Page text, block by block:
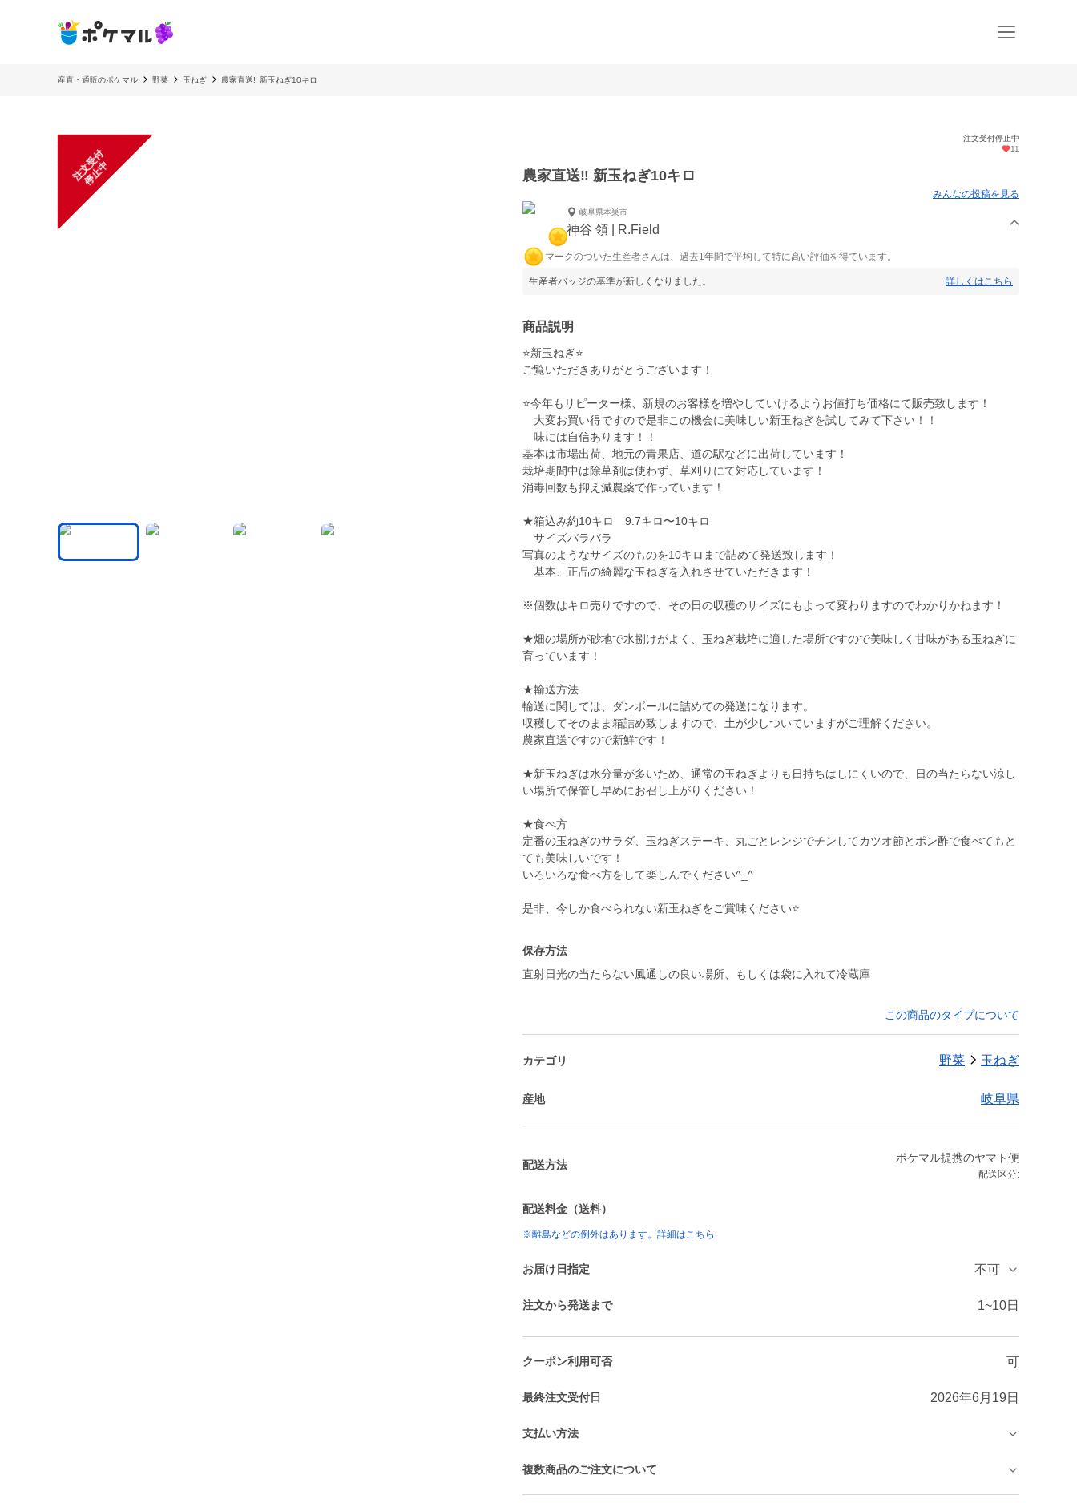
産直・通販のポケマル 野菜 玉ねぎ 農家直送‼️ 新玉ねぎ10キロ
注
文
受
付
停
止
中
注文受付停止中
11
農家直送‼️ 新玉ねぎ10キロ
みんなの投稿を見る
岐阜県本巣市
神谷 領 | R.Field
マークのついた生産者さんは、過去1年間で平均して特に高い評価を得ています。
生産者バッジの基準が新しくなりました。 詳しくはこちら
商品説明
⭐️新玉ねぎ⭐️
ご覧いただきありがとうございます！
⭐️今年もリピーター様、新規のお客様を増やしていけるようお値打ち価格にて販売致します！
大変お買い得ですので是非この機会に美味しい新玉ねぎを試してみて下さい！！
味には自信あります！！
基本は市場出荷、地元の青果店、道の駅などに出荷しています！
栽培期間中は除草剤は使わず、草刈りにて対応しています！
消毒回数も抑え減農薬で作っています！
★箱込み約10キロ 9.7キロ〜10キロ
サイズバラバラ
写真のようなサイズのものを10キロまで詰めて発送致します！
基本、正品の綺麗な玉ねぎを入れさせていただきます！
※個数はキロ売りですので、その日の収穫のサイズにもよって変わりますのでわかりかねます！
★畑の場所が砂地で水捌けがよく、玉ねぎ栽培に適した場所ですので美味しく甘味がある玉ねぎに
育っています！
★輸送方法
輸送に関しては、ダンボールに詰めての発送になります。
収穫してそのまま箱詰め致しますので、土が少しついていますがご理解ください。
農家直送ですので新鮮です！
★新玉ねぎは水分量が多いため、通常の玉ねぎよりも日持ちはしにくいので、日の当たらない涼し
い場所で保管し早めにお召し上がりください！
★食べ方
定番の玉ねぎのサラダ、玉ねぎステーキ、丸ごとレンジでチンしてカツオ節とポン酢で食べてもと
ても美味しいです！
いろいろな食べ方をして楽しんでください^_^
是非、今しか食べられない新玉ねぎをご賞味ください⭐️
保存方法
直射日光の当たらない風通しの良い場所、もしくは袋に入れて冷蔵庫
この商品のタイプについて
カテゴリ 野菜 玉ねぎ
産地 岐阜県
配送方法
ポケマル提携のヤマト便
配送区分:
配送料金（送料）
※離島などの例外はあります。詳細はこちら
お届け日指定 不可
注文から発送まで 1~10日
クーポン利用可否 可
最終注文受付日 2026年6月19日
支払い方法
複数商品のご注文について